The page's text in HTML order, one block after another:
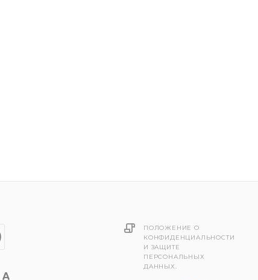
ПОЛОЖЕНИЕ О
КОНФИДЕНЦИАЛЬНОСТИ
И ЗАЩИТЕ
ПЕРСОНАЛЬНЫХ
ДАННЫХ.